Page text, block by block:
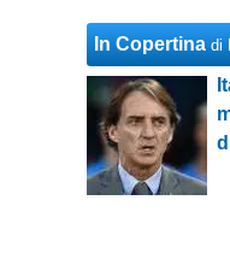
In Copertina di